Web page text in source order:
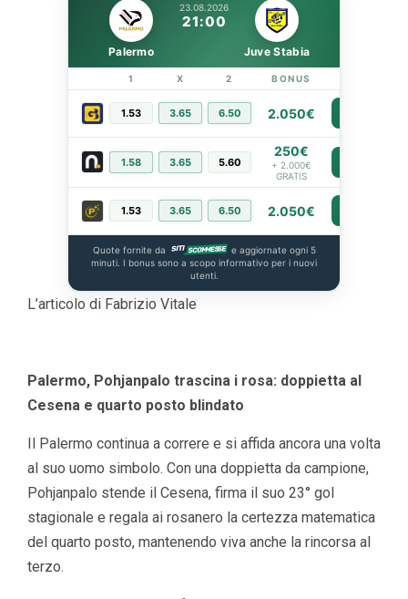
23.08.2026
21:00
Palermo Juve Stabia
1 X 2 BONUS
1.53 3.65 6.50 2.050€
1.58 3.65 5.60
250€
+ 2.000€
GRATIS
1.53 3.65 6.50 2.050€
Quote fornite da
e aggiornate ogni 5
minuti. I bonus sono a scopo informativo per i nuovi
utenti.
L’articolo di Fabrizio Vitale
Palermo, Pohjanpalo trascina i rosa: doppietta al
Cesena e quarto posto blindato
Il Palermo continua a correre e si affida ancora una volta
al suo uomo simbolo. Con una doppietta da campione,
Pohjanpalo stende il Cesena, firma il suo 23° gol
stagionale e regala ai rosanero la certezza matematica
del quarto posto, mantenendo viva anche la rincorsa al
terzo.